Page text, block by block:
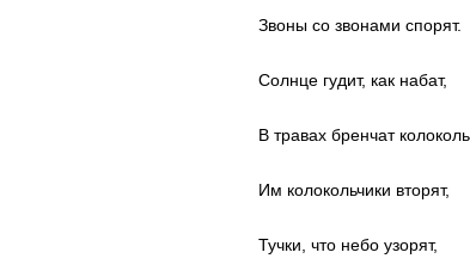
Звоны со звонами спорят.
Солнце гудит, как набат,
В травах бренчат
Им колокольчики вторят,
Тучки, что небо узорят,